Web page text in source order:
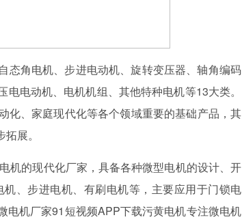
态角电机、步进电动机、旋转变压器、轴角编码
电动机、电机机组、其他特种电机等13大类。
化、家庭现代化等各个领域重要的基础产品，其
展。
机的现代化厂家，具备各种微型电机的设计、开
、步进电机、有刷电机等，主要应用于门锁电
电机厂家91短视频APP下载污黄电机专注微电机